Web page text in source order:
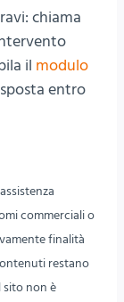
chiama
il modulo
entro
commerciali o
finalità
restano
sito non è